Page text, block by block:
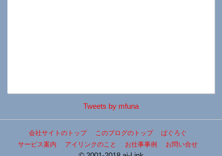
Tweets by mfuna
会社サイトのトップ このブログのトップ
ぱぐろぐ
サービス案内
アイリンクのこと お仕事事例 お問い合せ